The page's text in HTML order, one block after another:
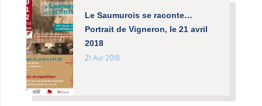
Le Saumurois se raconte…
Portrait de Vigneron, le 21 avril
2018
21 Avr 2018